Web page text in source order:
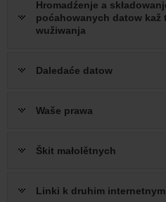
Hromadźenje a
poćahowanych datow kaž
wužiwanja
Daledaće datow
Waše prawa
Škit małolětnych
Linki k druhim